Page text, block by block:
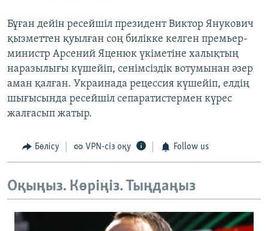
Бұған дейін ресейшіл президент Виктор Янукович
қызметтен қуылған соң билікке келген премьер-
министр Арсений Яценюк үкіметіне халықтың
наразылығы күшейіп, сенімсіздік вотумынан әзер
аман қалған. Украинада рецессия күшейіп, елдің
шығысында ресейшіл сепаратистермен күрес
жалғасып жатыр.
Бөлісу VPN-сіз оқу Follow us
Оқыңыз. Көріңіз. Тыңдаңыз